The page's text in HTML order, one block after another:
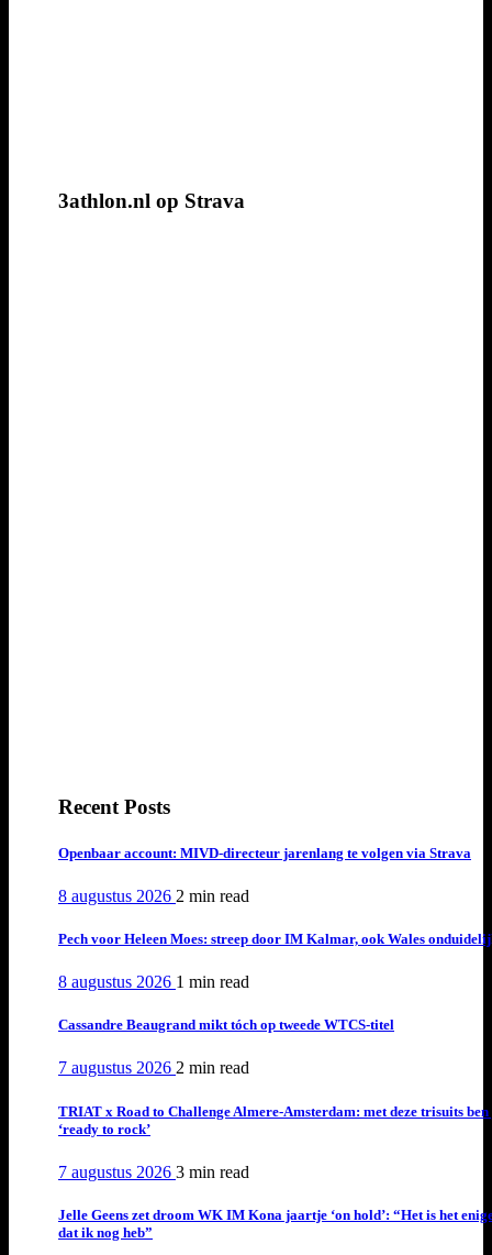
3athlon.nl op Strava
Recent Posts
Openbaar account: MIVD-directeur jarenlang te volgen via Strava
8 augustus 2026 2 min read
Pech voor Heleen Moes: streep door IM Kalmar, ook Wales
8 augustus 2026 1 min read
Cassandre Beaugrand mikt tóch op tweede WTCS-titel
7 augustus 2026 2 min read
TRIAT x Road to Challenge Almere-Amsterdam: met deze trisuits ben
‘ready to rock’
7 augustus 2026 3 min read
Jelle Geens zet droom WK IM Kona jaartje ‘on hold’: “Het is het
dat ik nog heb”